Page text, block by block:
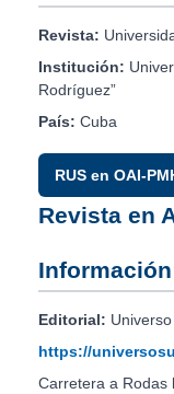
Revista:
Institución:
Rodríguez”
País: Cuba
RUS en OAI-
Revista en
Editorial:
https://
Carretera a Rodas